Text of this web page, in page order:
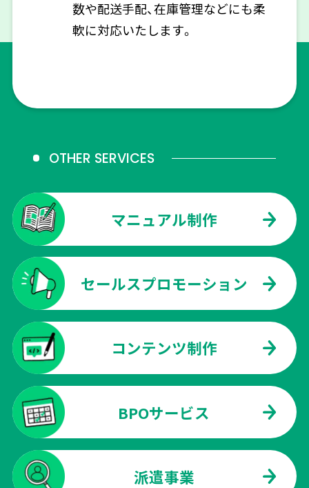
数や配送手配、在庫管理などにも柔
軟に対応いたします。
OTHER SERVICES
マニュアル制作
セールスプロモーション
コンテンツ制作
BPOサービス
派遣事業